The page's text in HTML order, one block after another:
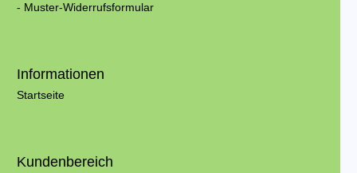
- Muster-Widerrufsformular
Informationen
Startseite
Kundenbereich